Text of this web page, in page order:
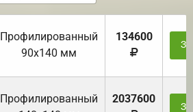
Профилированный
90х140 мм
134600
Профилированный
2037600